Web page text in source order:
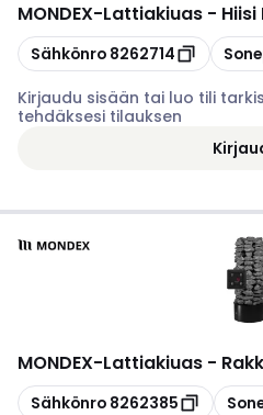
MONDEX-Lattiakiuas - Hiisi
Kopioi
Sähkönro 8262714 Kopioi
Kirjaudu sisään tai luo tili
tehdäksesi tilauksen
MONDEX-Lattiakiuas -
Kopioi
Sähkönro 8262385 Kopioi